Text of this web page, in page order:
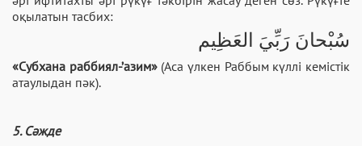
оқылатын тасбих:
سُبْحانَ رَبِّيَ العَظِيم
«Субхана раббиял-’азим» (Аса үлкен Раббым күллі кемістік
атаулыдан пәк).
5. Сәжде